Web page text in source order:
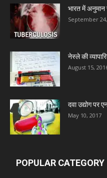
भारत में अनुमान
September
नेस्ले की
August 15,
दवा उद्योग पर
May 10, 2017
POPULAR CATEGORY